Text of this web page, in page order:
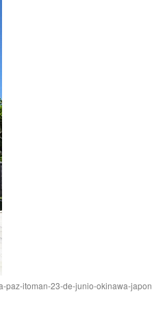
paz-itoman-23-de-junio-okinawa-japon